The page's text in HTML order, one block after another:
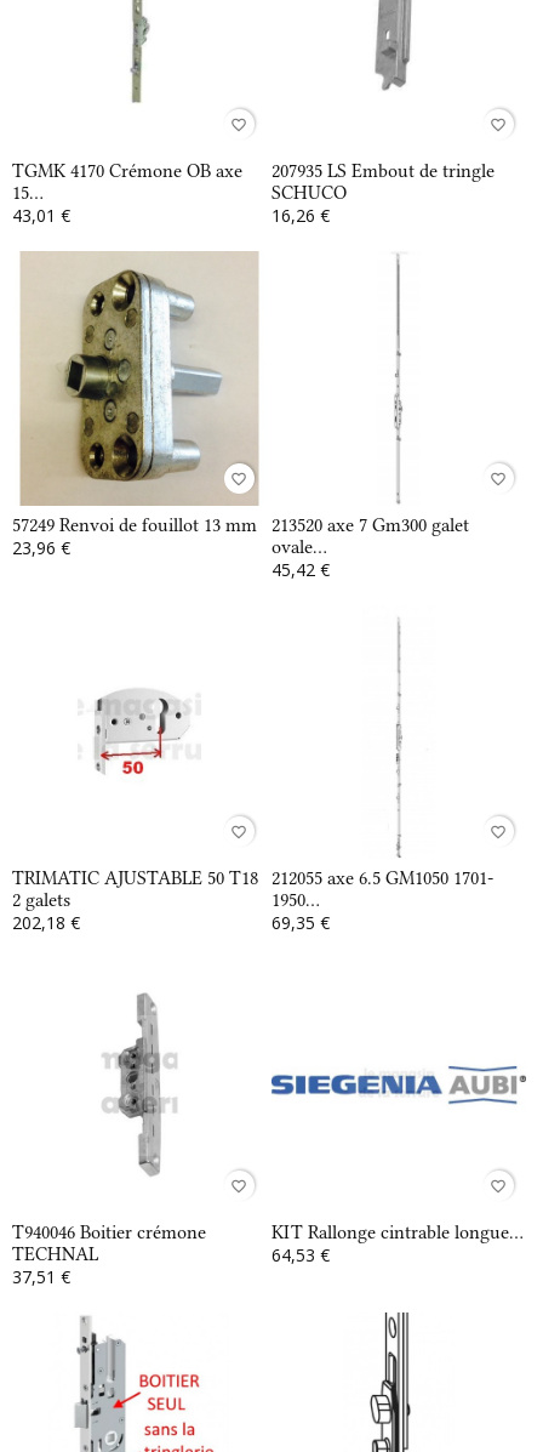
favorite_border
TGMK 4170 Crémone OB axe
15...
43,01 €
favorite_border
207935 LS Embout de tringle
SCHUCO
16,26 €
favorite_border
57249 Renvoi de fouillot 13 mm
23,96 €
favorite_border
213520 axe 7 Gm300 galet
ovale...
45,42 €
favorite_border
TRIMATIC AJUSTABLE 50 T18
2 galets
202,18 €
favorite_border
212055 axe 6.5 GM1050 1701-
1950...
69,35 €
favorite_border
T940046 Boitier crémone
TECHNAL
37,51 €
favorite_border
KIT Rallonge cintrable longue...
64,53 €